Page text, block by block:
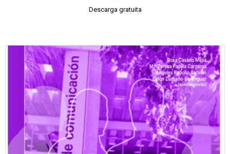
Descarga gratuita